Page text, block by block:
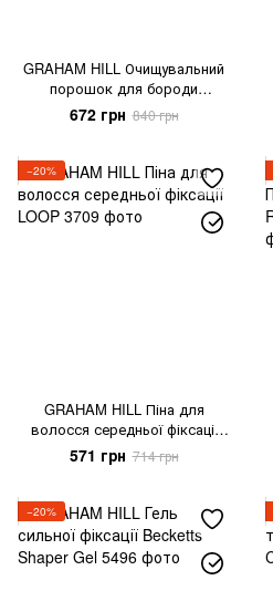
GRAHAM HILL Очищувальний
порошок для бороди
Rascasse Beard Wash
Cleansing Powder
672 грн 840 грн
−20%
GRAHAM HILL Піна для
волосся середньої фіксації
LOOP
571 грн 714 грн
−20%